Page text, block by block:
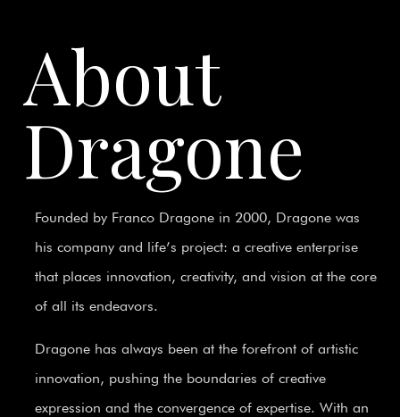
About
Dragone
Founded by Franco Dragone in 2000, Dragone was
his company and life’s project: a creative enterprise
that places innovation, creativity, and vision at the core
of all its endeavors.
Dragone has always been at the forefront of artistic
innovation, pushing the boundaries of creative
expression and the convergence of expertise. With an